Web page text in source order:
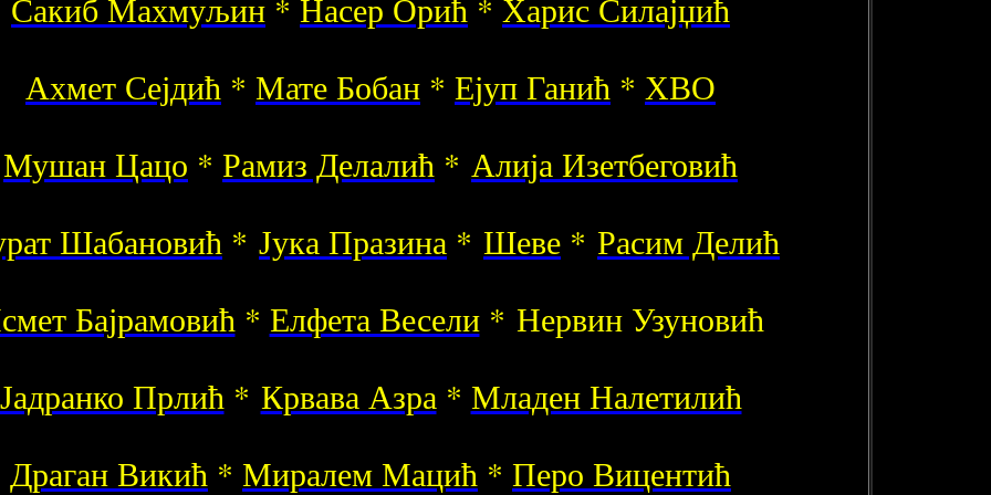
Сакиб Махмуљин * Насер Орић * Харис Силајџић
Ахмет Сејдић * Мате Бобан * Ејуп Ганић * ХВО
Мушан Цацо * Рамиз Делалић * Алија Изетбеговић
Шабановић * Јука Празина * Шеве * Расим Делић
Бајрамовић* Елфета Весели* Нервин Узуновић
Јадранко Прлић* Крвава Азра* Младен Налетилић
Драган Викић * Миралем Мацић * Перо Вицентић